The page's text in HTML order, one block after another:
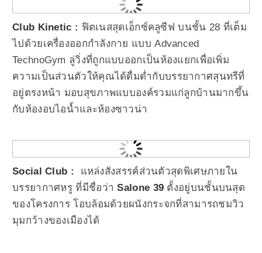
Club Kinetic : ฟิตเนสสุดเอ็กซ์คลูซีฟ บนชั้น 28 ที่เต็ม
ไปด้วยเครื่องออกกำลังกาย แบบ Advanced
TechnoGym ลู่วิ่งที่ถูกแบบออกเป็นห้องแยกเพื่อเพิ่ม
ความเป็นส่วนตัวให้คุณได้ดื่มด่ำกับบรรยากาศสุนทรีที่
อยู่ตรงหน้า มอบสุขภาพแบบองค์รวมแก่ลูกบ้านมากขึ้น
กับห้องอบไอน้ำและห้องซาวน่า
Social Club :
แหล่งสังสรรค์ส่วนตัวสุดพิเศษภายใน
บรรยากาศหรู ที่มีชื่อว่าSalone 39 ตั้งอยู่บนชั้นบนสุด
ของโครงการ โอบล้อมด้วยผนังกระจกที่สามารถชมวิว
มุมกว้างของเมืองได้